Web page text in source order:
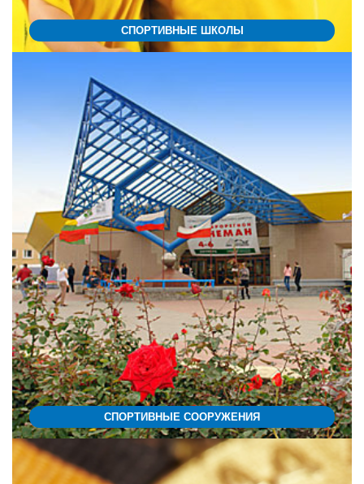
СПОРТИВНЫЕ ШКОЛЫ
СПОРТИВНЫЕ СООРУЖЕНИЯ